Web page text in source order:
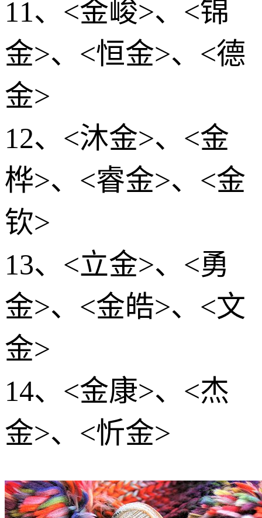
11、<金峻>、<锦
金>、<恒金>、<德
金>
12、<沐金>、<金
桦>、<睿金>、<金
钦>
13、<立金>、<勇
金>、<金皓>、<文
金>
14、<金康>、<杰
金>、<忻金>